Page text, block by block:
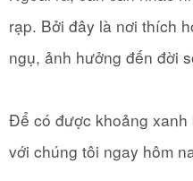
rạp. Bởi đây là nơi thích
ngụ, ảnh hưởng đến đời
Để có được khoảng
với chúng tôi ngay hôm